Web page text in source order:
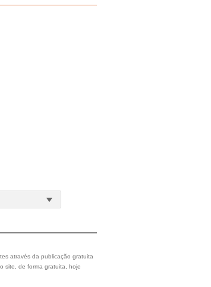
através da publicação gratuita
site, de forma gratuita, hoje